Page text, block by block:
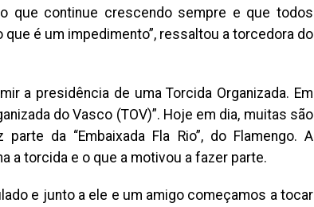
que continue crescendo sempre e que todos
é um impedimento”, ressaltou a torcedora do
a presidência de uma Torcida Organizada. Em
do Vasco (TOV)”. Hoje em dia, muitas são
da “Embaixada Fla Rio”, do Flamengo. A
a torcida e o que a motivou a fazer parte.
e junto a ele e um amigo começamos a tocar